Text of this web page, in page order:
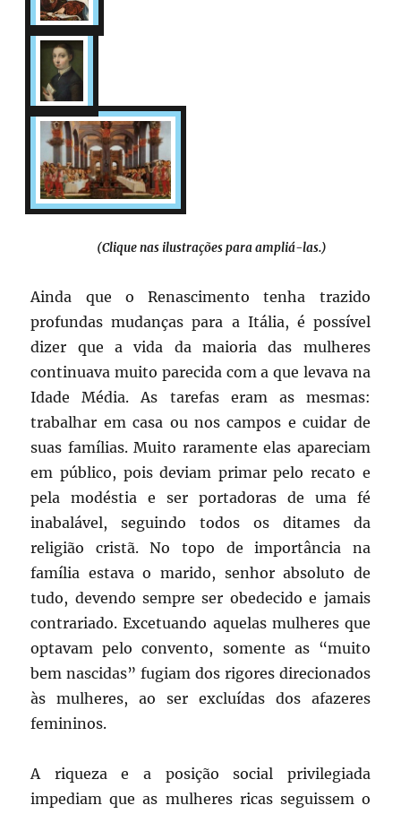
(Clique nas ilustrações para ampliá-las.)
Ainda que o Renascimento tenha trazido
profundas mudanças para a Itália, é possível
dizer que a vida da maioria das mulheres
continuava muito parecida com a que levava na
Idade Média. As tarefas eram as mesmas:
trabalhar em casa ou nos campos e cuidar de
suas famílias. Muito raramente elas apareciam
em público, pois deviam primar pelo recato e
pela modéstia e ser portadoras de uma fé
inabalável, seguindo todos os ditames da
religião cristã. No topo de importância na
família estava o marido, senhor absoluto de
tudo, devendo sempre ser obedecido e jamais
contrariado. Excetuando aquelas mulheres que
optavam pelo convento, somente as “muito
bem nascidas” fugiam dos rigores direcionados
às mulheres, ao ser excluídas dos afazeres
femininos.
A riqueza e a posição social privilegiada
impediam que as mulheres ricas seguissem o